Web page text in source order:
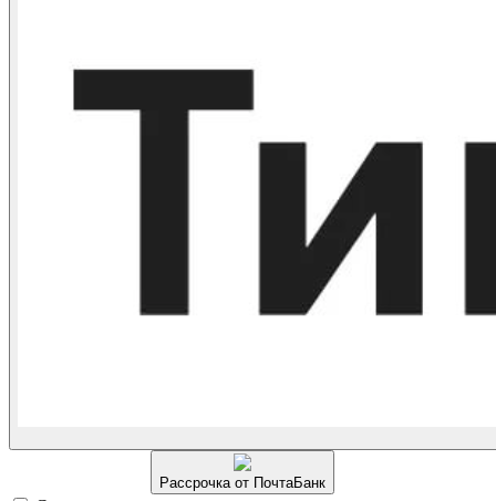
Рассрочка от ПочтаБанк